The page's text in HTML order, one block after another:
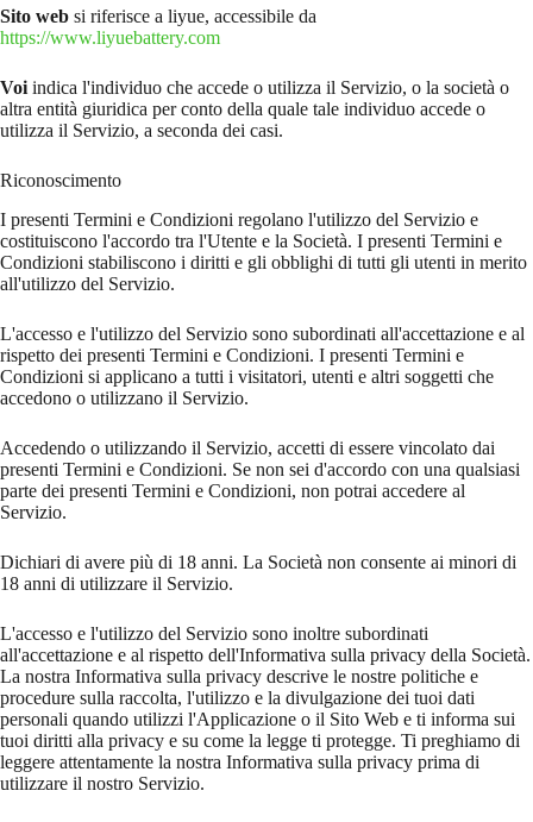
Sito web si riferisce a liyue, accessibile da
https://www.liyuebattery.com
Voi indica l'individuo che accede o utilizza il Servizio, o la società o
altra entità giuridica per conto della quale tale individuo accede o
utilizza il Servizio, a seconda dei casi.
Riconoscimento
I presenti Termini e Condizioni regolano l'utilizzo del Servizio e
costituiscono l'accordo tra l'Utente e la Società. I presenti Termini e
Condizioni stabiliscono i diritti e gli obblighi di tutti gli utenti in merito
all'utilizzo del Servizio.
L'accesso e l'utilizzo del Servizio sono subordinati all'accettazione e al
rispetto dei presenti Termini e Condizioni. I presenti Termini e
Condizioni si applicano a tutti i visitatori, utenti e altri soggetti che
accedono o utilizzano il Servizio.
Accedendo o utilizzando il Servizio, accetti di essere vincolato dai
presenti Termini e Condizioni. Se non sei d'accordo con una qualsiasi
parte dei presenti Termini e Condizioni, non potrai accedere al
Servizio.
Dichiari di avere più di 18 anni. La Società non consente ai minori di
18 anni di utilizzare il Servizio.
L'accesso e l'utilizzo del Servizio sono inoltre subordinati
all'accettazione e al rispetto dell'Informativa sulla privacy della Società.
La nostra Informativa sulla privacy descrive le nostre politiche e
procedure sulla raccolta, l'utilizzo e la divulgazione dei tuoi dati
personali quando utilizzi l'Applicazione o il Sito Web e ti informa sui
tuoi diritti alla privacy e su come la legge ti protegge. Ti preghiamo di
leggere attentamente la nostra Informativa sulla privacy prima di
utilizzare il nostro Servizio.